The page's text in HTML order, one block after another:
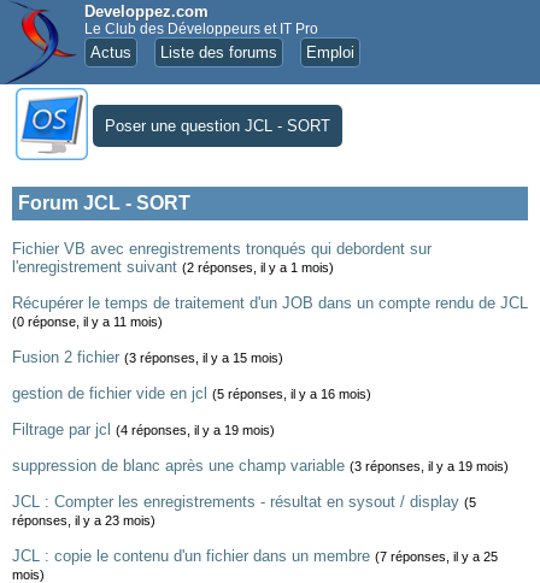
Developpez.com
Le Club des Développeurs et IT Pro
Actus Liste des forums Emploi
Poser une question JCL - SORT
Forum JCL - SORT
Fichier VB avec enregistrements tronqués qui debordent sur
l'enregistrement suivant (2 réponses, il y a 1 mois)
Récupérer le temps de traitement d'un JOB dans un compte rendu de JCL
(0 réponse, il y a 11 mois)
Fusion 2 fichier (3 réponses, il y a 15 mois)
gestion de fichier vide en jcl (5 réponses, il y a 16 mois)
Filtrage par jcl (4 réponses, il y a 19 mois)
suppression de blanc après une champ variable (3 réponses, il y a 19 mois)
JCL : Compter les enregistrements - résultat en sysout / display (5
réponses, il y a 23 mois)
JCL : copie le contenu d'un fichier dans un membre (7 réponses, il y a 25
mois)